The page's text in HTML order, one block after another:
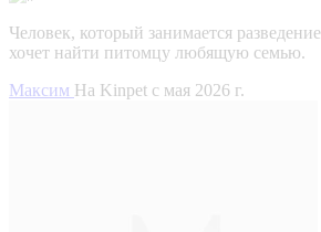
Человек, который занимается
хочет найти питомцу любящую семью.
Максим На Kinpet c мая 2026 г.